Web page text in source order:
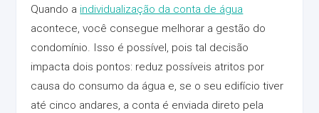
Quando a individualização da conta de água
acontece, você consegue melhorar a gestão do
condomínio. Isso é possível, pois tal decisão
impacta dois pontos: reduz possíveis atritos por
causa do consumo da água e, se o seu edifício tiver
até cinco andares, a conta é enviada direto pela